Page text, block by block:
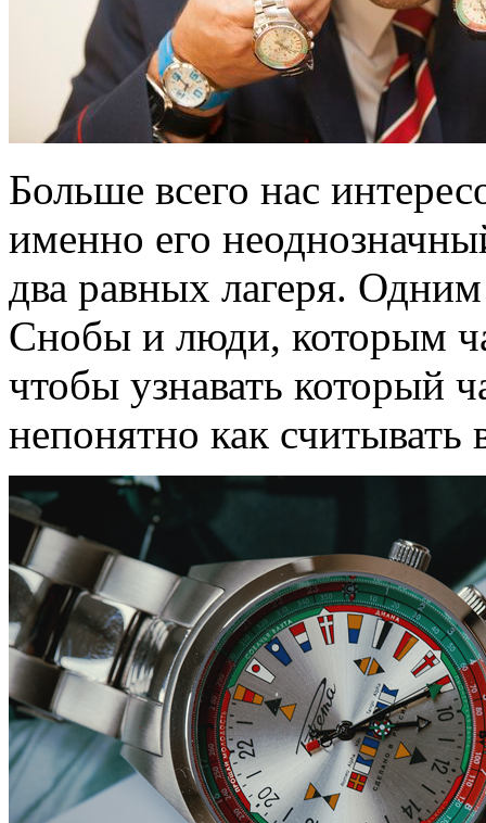
Больше всего нас
именно его
два равных лагеря.
Снобы и люди, которым
чтобы узнавать который
непонятно как считывать